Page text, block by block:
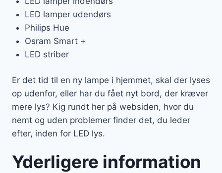
LED lamper udendørs
Philips Hue
Osram Smart +
LED striber
Er det tid til en ny lampe i hjemmet, skal der lyses
op udenfor, eller har du fået nyt bord, der kræver
mere lys? Kig rundt her på websiden, hvor du
nemt og uden problemer finder det, du leder
efter, inden for LED lys.
Yderligere information